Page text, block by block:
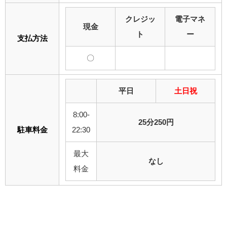
支払方法
現金
クレジッ
ト
電子マネ
ー
〇
駐車料金
平日 土日祝
8:00-
22:30
25分250円
最大
料金
なし